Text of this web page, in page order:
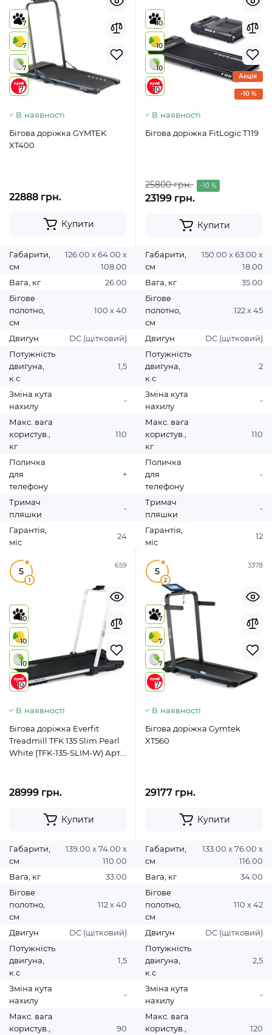
7
7
7
7
В наявності
Бігова доріжка GYMTEK
XT400
22888 грн.
Купити
Габарити,
см
126.00 х 64.00 х
108.00
Вага, кг
26.00
Бігове
полотно,
см
100 х 40
Двигун
DC (щітковий)
Потужність
двигуна,
к.с
1,5
Зміна кута
нахилу
-
Макс. вага
користув.,
кг
110
Поличка
для
телефону
+
Тримач
пляшки
-
Гарантія,
міс
24
10
10
10
10
-10 %
Акція
В наявності
Бігова доріжка FitLogic T119
25800 грн. -10 %
23199 грн.
Купити
Габарити,
см
150.00 х 63.00 х
18.00
Вага, кг
35.00
Бігове
полотно,
см
122 х 45
Двигун
DC (щітковий)
Потужність
двигуна,
к.с
2
Зміна кута
нахилу
-
Макс. вага
користув.,
кг
110
Поличка
для
телефону
-
Тримач
пляшки
-
Гарантія,
міс
12
659
5
1
10
10
10
10
В наявності
Бігова доріжка Everfit
Treadmill TFK 135 Slim Pearl
White (TFK-135-SLIM-W) Арт.
28999 грн.
Купити
Габарити,
см
139.00 х 74.00 х
110.00
Вага, кг
33.00
Бігове
полотно,
см
112 х 40
Двигун
DC (щітковий)
Потужність
двигуна,
к.с
1,5
Зміна кута
нахилу
-
Макс. вага
користув.,
90
3378
5
2
7
7
7
7
В наявності
Бігова доріжка Gymtek
XT560
29177 грн.
Купити
Габарити,
см
133.00 х 76.00 х
116.00
Вага, кг
34.00
Бігове
полотно,
см
110 х 42
Двигун
DC (щітковий)
Потужність
двигуна,
к.с
2,5
Зміна кута
нахилу
-
Макс. вага
користув.,
120